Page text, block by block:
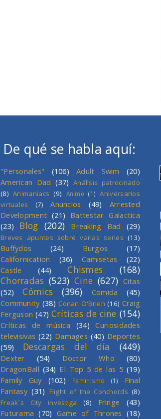
De qué se habla aquí:
"Personales" (106) Adult Swim
(20)
American Dad (37) Análisis patrocinado
(8) Animaniacs (9) Anime (1) Aniversarios
virtuales
(7) Anuncios (49)
Arrested
Development (21) Battestar Galactica
(23)
Blog (202) Breaking Bad (29)
Breves apuntes sobre varias series (13)
Buffydos (24) Burgos
(17)
Californication
(36) Camisetas
(22)
Castle
(44) Chismes
(168)
Chorradas (523) Cine (627) Citas
(52)
Cómics (396) Comida
(45)
Community (38) Conan O'Brien (16) Craig
Ferguson (47) Críticas de cine (154)
Críticas de música (34)
Curiosidades
televisivas (22) Damages (40) Deportes
(59)
Descargas del día (449)
Dexter (54) Doctor Who
(80)
DragonBall (34) El Top 5 de las 5 (19)
Family Guy
(102) Feminismo (1)
Final
Fantasy (31) Flight of the Conchords (8)
Freak´s City investiga
(8) Fringe
(43)
Futurama (70) Game of Thrones (18)